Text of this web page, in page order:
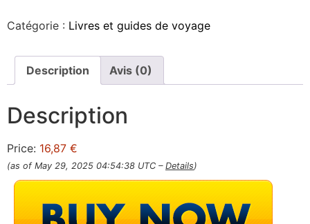
Catégorie : Livres et guides de voyage
Description Avis (0)
Description
Price: 16,87 €
(as of May 29, 2025 04:54:38 UTC – Details)